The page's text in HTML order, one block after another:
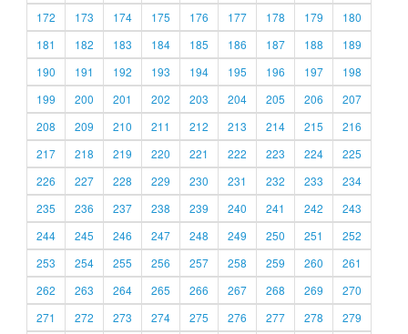
172
173 174 175 176 177 178 179
180
181
182 183 184 185 186 187 188
189
190
191 192 193 194 195 196 197
198
199
200 201 202 203 204 205 206
207
208
209 210 211 212 213 214 215
216
217
218 219 220 221 222 223 224
225
226
227 228 229 230 231 232 233
234
235
236 237 238 239 240 241 242
243
244
245 246 247 248 249 250 251
252
253
254 255 256 257 258 259 260
261
262
263 264 265 266 267 268 269
270
271
272 273 274 275 276 277 278
279